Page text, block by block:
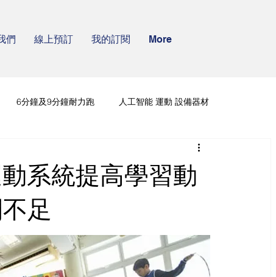
們 線上預訂 我的訂閱 More
6分鐘及9分鐘耐力跑 人工智能 運動 設備器材
系統提高學習動
足